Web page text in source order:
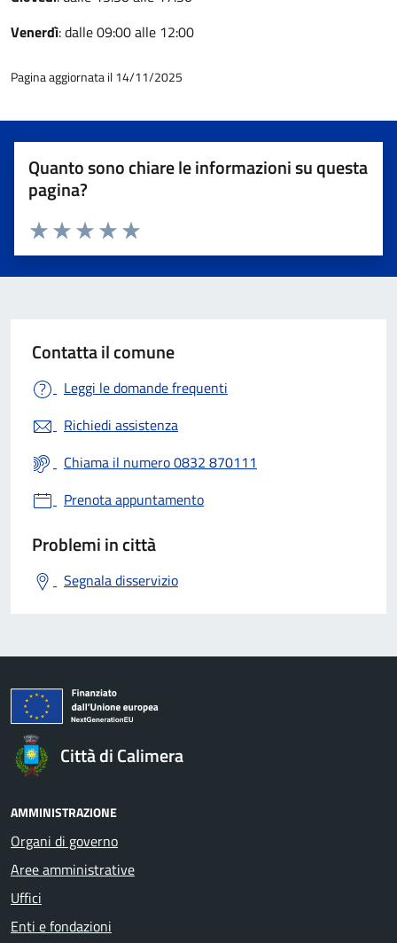
Venerdì: dalle 09:00 alle 12:00
Pagina aggiornata il 14/11/2025
Quanto sono chiare le informazioni su questa
pagina?
Valuta 5 stelle su 5
Valuta 4 stelle su 5
Valuta 3 stelle su 5
Valuta 2 stelle su 5
Valuta 1 stelle su 5
Contatta il comune
Leggi le domande frequenti
Richiedi assistenza
Chiama il numero 0832 870111
Prenota appuntamento
Problemi in città
Segnala disservizio
Città di Calimera
AMMINISTRAZIONE
Organi di governo
Aree amministrative
Uffici
Enti e fondazioni